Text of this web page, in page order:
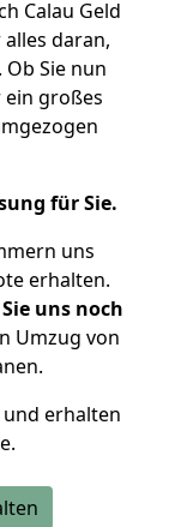
Calau Geld
daran,
Sie nun
großes
für Sie.
uns
erhalten.
uns noch
Umzug von
und erhalten